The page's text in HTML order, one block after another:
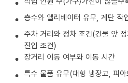
층수와 엘리베이터 유무, 계단 작
주차 거리와 정차 조건(건물 앞
진입 조건)
장거리 이동 여부와 이동 시간
특수 물품 유무(대형 냉장고, 피